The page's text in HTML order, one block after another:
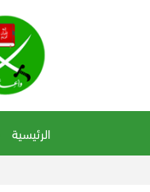
الرئيسية